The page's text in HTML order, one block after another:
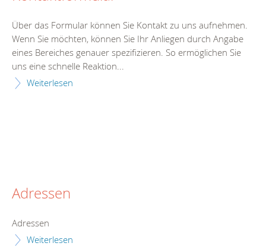
Über das Formular können Sie Kontakt zu uns aufnehmen.
Wenn Sie möchten, können Sie Ihr Anliegen durch Angabe
eines Bereiches genauer spezifizieren. So ermöglichen Sie
uns eine schnelle Reaktion...
Weiterlesen
Adressen
Adressen
Weiterlesen